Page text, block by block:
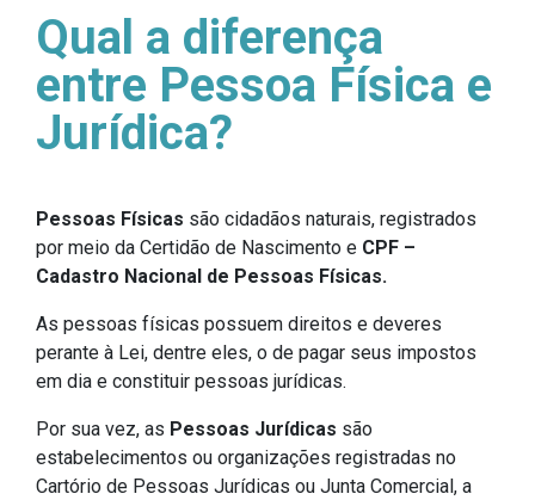
Qual a diferença
entre Pessoa Física e
Jurídica?
Pessoas Físicas são cidadãos naturais, registrados
por meio da Certidão de Nascimento e CPF –
Cadastro Nacional de Pessoas Físicas.
As pessoas físicas possuem direitos e deveres
perante à Lei, dentre eles, o de pagar seus impostos
em dia e constituir pessoas jurídicas.
Por sua vez, as Pessoas Jurídicas são
estabelecimentos ou organizações registradas no
Cartório de Pessoas Jurídicas ou Junta Comercial, a